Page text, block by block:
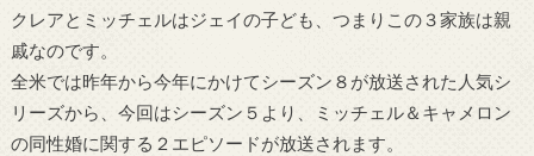
クレアとミッチェルはジェイの子ども、つまりこの３家族は親
戚なのです。
全米では昨年から今年にかけてシーズン８が放送された人気シ
リーズから、今回はシーズン５より、ミッチェル＆キャメロン
の同性婚に関する２エピソードが放送されます。